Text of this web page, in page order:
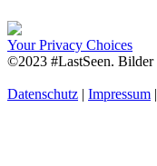
Your Privacy Choices
©2023 #LastSeen. Bilder
Datenschutz | Impressum |